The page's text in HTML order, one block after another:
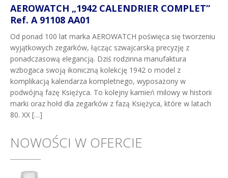
AEROWATCH „1942 CALENDRIER COMPLET”
Ref. A 91108 AA01
Od ponad 100 lat marka AEROWATCH poświęca się tworzeniu
wyjątkowych zegarków, łącząc szwajcarską precyzję z
ponadczasową elegancją. Dziś rodzinna manufaktura
wzbogaca swoją ikoniczną kolekcję 1942 o model z
komplikacją kalendarza kompletnego, wyposażony w
podwójną fazę Księżyca. To kolejny kamień milowy w historii
marki oraz hołd dla zegarków z fazą Księżyca, które w latach
80. XX […]
NOWOŚCI W OFERCIE